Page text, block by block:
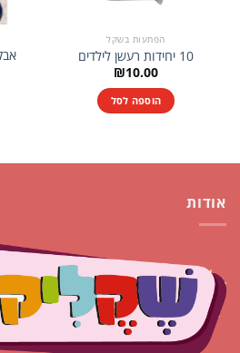
הפתעות בשקל
10 יחידות רעשן לילדים
₪10.00
הוספה לסל
אודות